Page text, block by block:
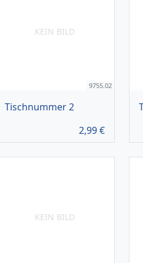
KEIN BILD
9755.02
Tischnummer 2
2,99€
KEIN BILD